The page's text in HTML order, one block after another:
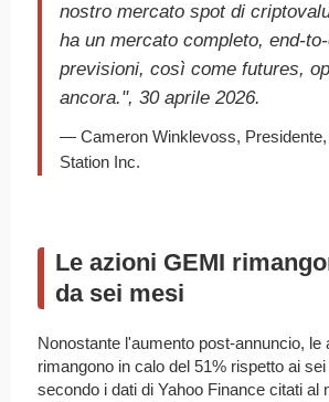
nostro mercato spot di
ha un mercato completo, end-
previsioni, così come futures,
ancora.", 30 aprile 2026.
— Cameron Winklevoss,
Station Inc.
Le azioni GEMI
da sei mesi
Nonostante l'aumento post-annuncio, le
rimangono in calo del 51% rispetto ai
secondo i dati di Yahoo Finance citati al